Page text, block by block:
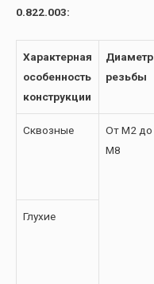
0.822.003:
Характерная
особенность
конструкции
Диаметр
резьбы
Сквозные
От М2 до
М8
Глухие